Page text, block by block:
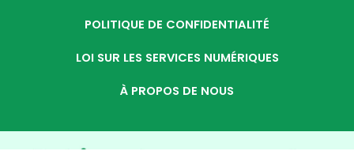
POLITIQUE DE CONFIDENTIALITÉ
LOI SUR LES SERVICES NUMÉRIQUES
À PROPOS DE NOUS